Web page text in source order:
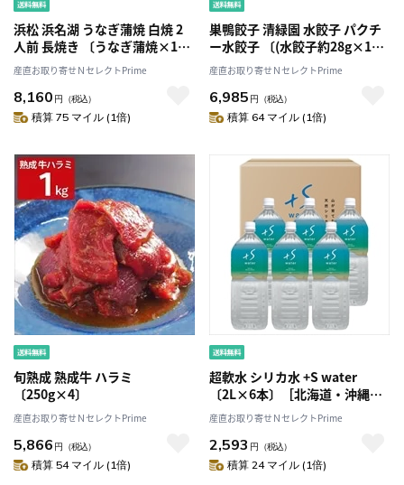
浜松 浜名湖 うなぎ蒲焼 白焼 2
人前 長焼き 〔うなぎ蒲焼×1、
うなぎ白焼×1、たれ山椒×1、
醤油×1、わさび×1、粉末吸物
×2〕［沖縄県・離島 配送不
可］
産直お取り寄せＮセレクトPrime
8,160 円 （税込）
積算 75 マイル (1倍)
巣鴨餃子 清緑園 水餃子 パクチ
ー水餃子 〔(水餃子約28g×12
個)×2・(パクチー水餃子約
28g×12個)×2〕
産直お取り寄せＮセレクトPrime
6,985 円 （税込）
積算 64 マイル (1倍)
旬熟成 熟成牛 ハラミ
〔250g×4〕
産直お取り寄せＮセレクトPrime
5,866 円 （税込）
積算 54 マイル (1倍)
超軟水 シリカ水 +S water
〔2L×6本〕［北海道・沖縄
県・離島 配送不可］
産直お取り寄せＮセレクトPrime
2,593 円 （税込）
積算 24 マイル (1倍)